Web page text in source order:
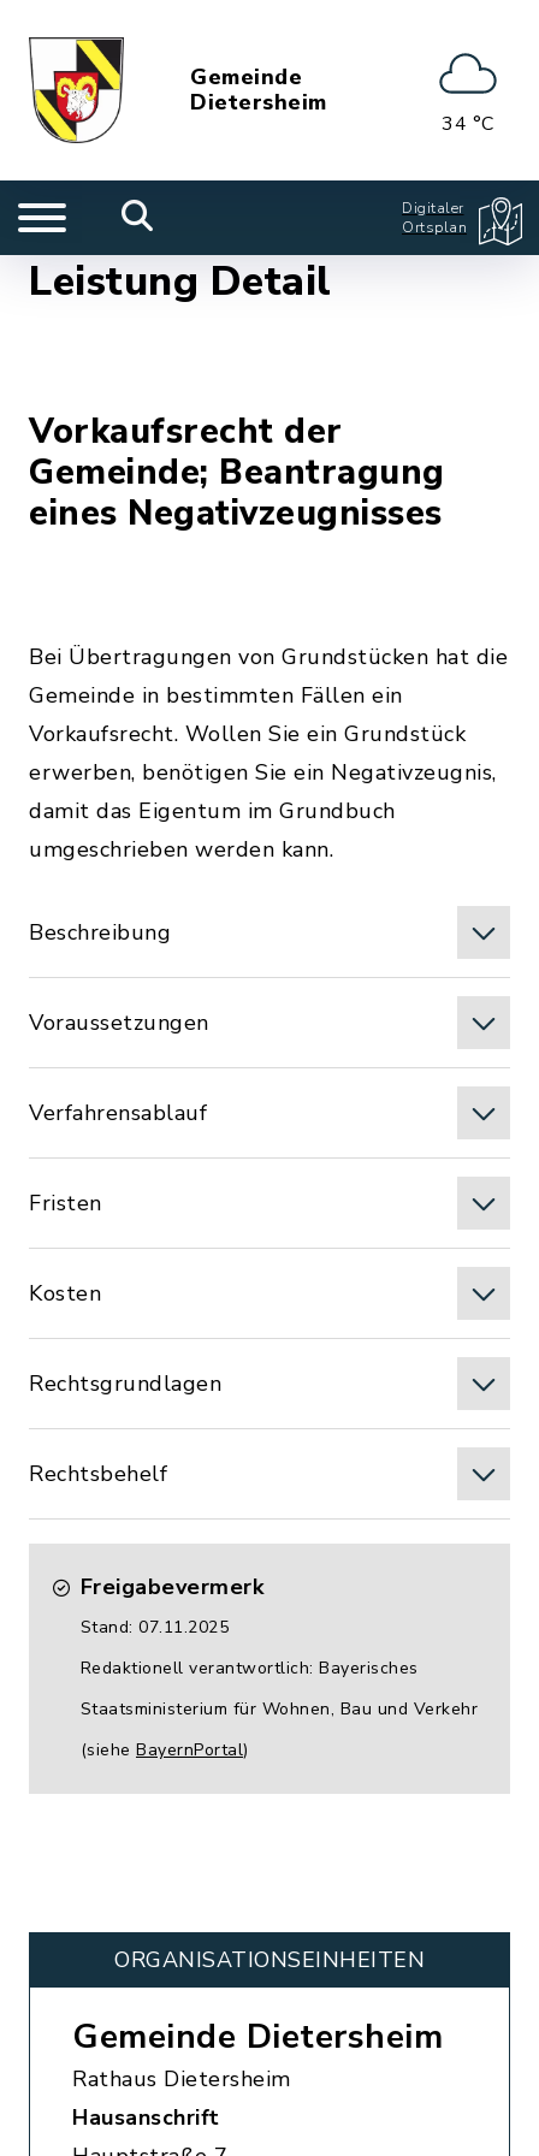
Gemeinde
Dietersheim
34 °C
Digitaler
Ortsplan
Leistung Detail
Vorkaufsrecht der
Gemeinde; Beantragung
eines Negativzeugnisses
Bei Übertragungen von Grundstücken hat die
Gemeinde in bestimmten Fällen ein
Vorkaufsrecht. Wollen Sie ein Grundstück
erwerben, benötigen Sie ein Negativzeugnis,
damit das Eigentum im Grundbuch
umgeschrieben werden kann.
Beschreibung
Voraussetzungen
Verfahrensablauf
Fristen
Kosten
Rechtsgrundlagen
Rechtsbehelf
Freigabevermerk
Stand: 07.11.2025
Redaktionell verantwortlich: Bayerisches
Staatsministerium für Wohnen, Bau und Verkehr
(siehe BayernPortal)
ORGANISATIONS­EINHEITEN
Gemeinde Dietersheim
Rathaus Dietersheim
Hausanschrift